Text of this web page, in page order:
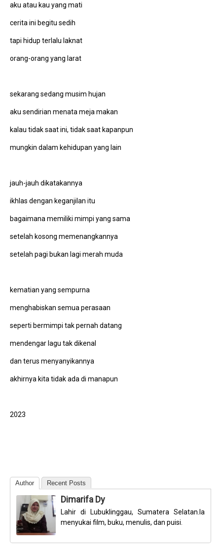
aku atau kau yang mati
cerita ini begitu sedih
tapi hidup terlalu laknat
orang-orang yang larat
sekarang sedang musim hujan
aku sendirian menata meja makan
kalau tidak saat ini, tidak saat kapanpun
mungkin dalam kehidupan yang lain
jauh-jauh dikatakannya
ikhlas dengan keganjilan itu
bagaimana memiliki mimpi yang sama
setelah kosong memenangkannya
setelah pagi bukan lagi merah muda
kematian yang sempurna
menghabiskan semua perasaan
seperti bermimpi tak pernah datang
mendengar lagu tak dikenal
dan terus menyanyikannya
akhirnya kita tidak ada di manapun
2023
Author Recent Posts
Dimarifa Dy
Lahir di Lubuklinggau, Sumatera Selatan.Ia
menyukai film, buku, menulis, dan puisi.